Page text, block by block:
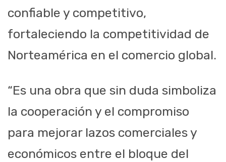
confiable y competitivo,
fortaleciendo la competitividad de
Norteamérica en el comercio global.
“Es una obra que sin duda simboliza
la cooperación y el compromiso
para mejorar lazos comerciales y
económicos entre el bloque del